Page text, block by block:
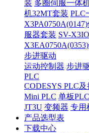
装 多圈伺服一体
机32MT套装 PLC
服器套装 SV-
步进驱动
运动控制器 步进
PLC
CODESYS PLC及
Mini PLC 单板PLC
JT3U 变频器 专用
产品选型表
下载中心